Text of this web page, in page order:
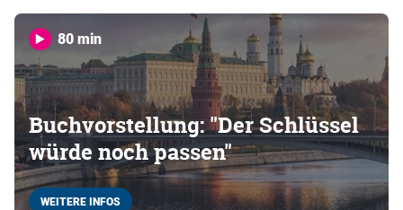
80 min
Buchvorstellung: "Der Schlüssel
würde noch passen"
WEITERE INFOS